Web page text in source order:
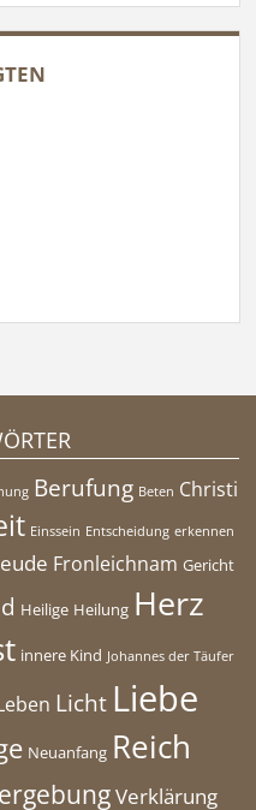
Berufung Beten Christi
Einssein Entscheidung erkennen
Fronleichnam Gericht
Heilige Heilung Herz
innere Kind Johannes der Täufer
Licht Liebe
Neuanfang Reich
Verklärung